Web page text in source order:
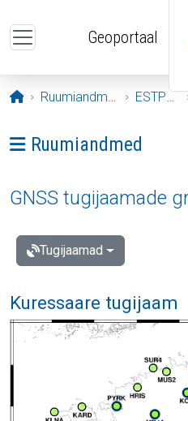
Geoportaal
Avaleht
Ruumiandmed ESTPOS
Ava menüü:
Ruumiandmed
GNSS tugijaamade
Tugijaamad
Kuressaare tugijaam